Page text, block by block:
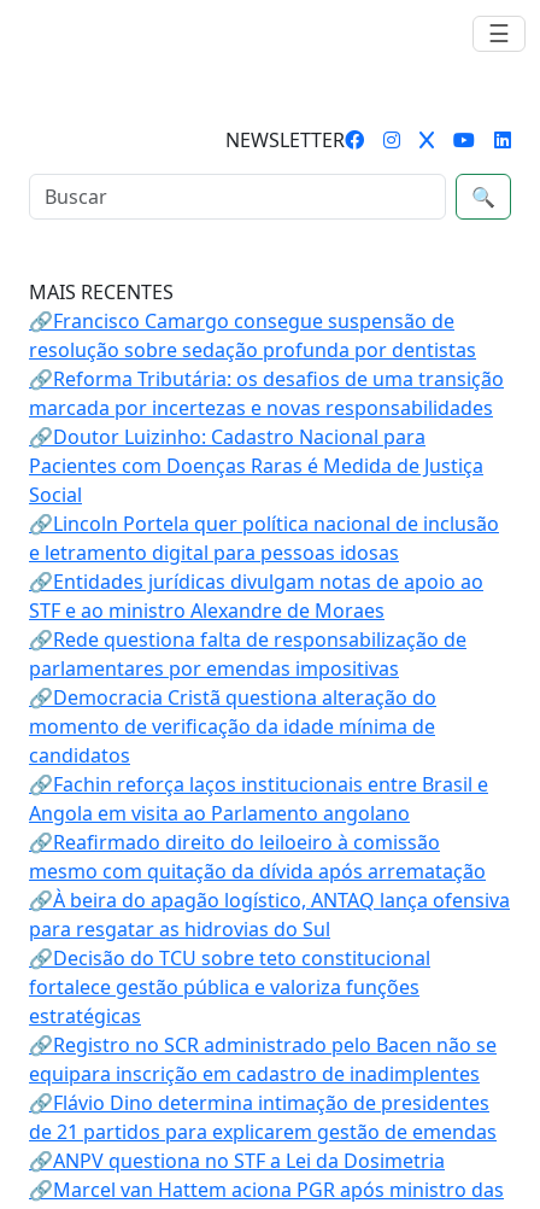
☰
NEWSLETTER
🔍
MAIS RECENTES
🔗Francisco Camargo consegue suspensão de
resolução sobre sedação profunda por dentistas
🔗Reforma Tributária: os desafios de uma transição
marcada por incertezas e novas responsabilidades
🔗Doutor Luizinho: Cadastro Nacional para
Pacientes com Doenças Raras é Medida de Justiça
Social
🔗Lincoln Portela quer política nacional de inclusão
e letramento digital para pessoas idosas
🔗Entidades jurídicas divulgam notas de apoio ao
STF e ao ministro Alexandre de Moraes
🔗Rede questiona falta de responsabilização de
parlamentares por emendas impositivas
🔗Democracia Cristã questiona alteração do
momento de verificação da idade mínima de
candidatos
🔗Fachin reforça laços institucionais entre Brasil e
Angola em visita ao Parlamento angolano
🔗Reafirmado direito do leiloeiro à comissão
mesmo com quitação da dívida após arrematação
🔗À beira do apagão logístico, ANTAQ lança ofensiva
para resgatar as hidrovias do Sul
🔗Decisão do TCU sobre teto constitucional
fortalece gestão pública e valoriza funções
estratégicas
🔗Registro no SCR administrado pelo Bacen não se
equipara inscrição em cadastro de inadimplentes
🔗Flávio Dino determina intimação de presidentes
de 21 partidos para explicarem gestão de emendas
🔗ANPV questiona no STF a Lei da Dosimetria
🔗Marcel van Hattem aciona PGR após ministro das